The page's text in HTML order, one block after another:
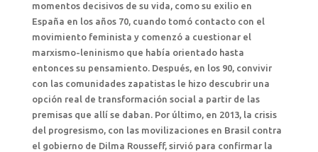
momentos decisivos de su vida, como su exilio en
España en los años 70, cuando tomó contacto con el
movimiento feminista y comenzó a cuestionar el
marxismo-leninismo que había orientado hasta
entonces su pensamiento. Después, en los 90, convivir
con las comunidades zapatistas le hizo descubrir una
opción real de transformación social a partir de las
premisas que allí se daban. Por último, en 2013, la crisis
del progresismo, con las movilizaciones en Brasil contra
el gobierno de Dilma Rousseff, sirvió para confirmar la